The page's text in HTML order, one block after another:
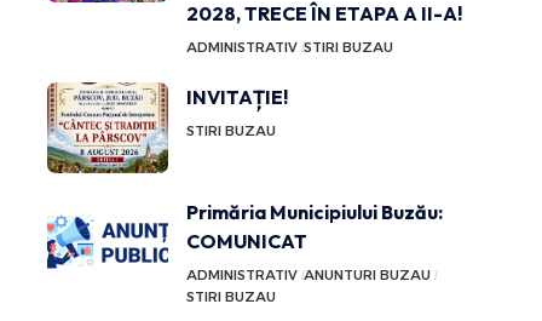
2028, TRECE ÎN ETAPA A II-A!
ADMINISTRATIV STIRI BUZAU
INVITAȚIE!
STIRI BUZAU
Primăria Municipiului Buzău:
COMUNICAT
ADMINISTRATIV ANUNTURI BUZAU
STIRI BUZAU